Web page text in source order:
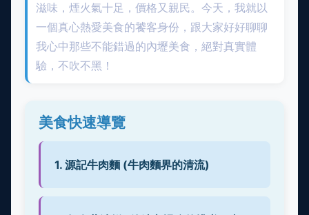
滋味，煙火氣十足，價格又親民。今天，我就以
一個真心熱愛美食的饕客身份，跟大家好好聊聊
我心中那些不能錯過的內壢美食，絕對真實體
驗，不吹不黑！
美食快速導覽
1. 源記牛肉麵 (牛肉麵界的清流)